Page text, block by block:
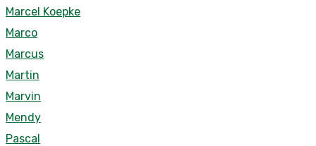
Marcel Koepke
Marco
Marcus
Martin
Marvin
Mendy
Pascal